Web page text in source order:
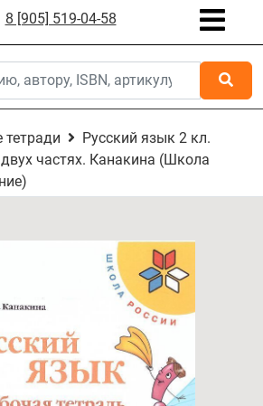
8 [905] 519-04-58
тетради
Русский язык 2 кл.
частях. Канакина (Школа